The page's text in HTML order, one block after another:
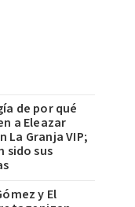
de por qué
a Eleazar
La Granja VIP;
sido sus
y El